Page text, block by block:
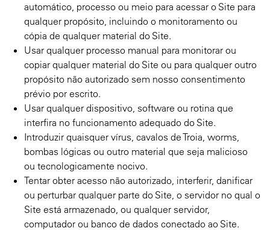
automático, processo ou meio para acessar o Site para
qualquer propósito, incluindo o monitoramento ou
cópia de qualquer material do Site.
Usar qualquer processo manual para monitorar ou
copiar qualquer material do Site ou para qualquer outro
propósito não autorizado sem nosso consentimento
prévio por escrito.
Usar qualquer dispositivo, software ou rotina que
interfira no funcionamento adequado do Site.
Introduzir quaisquer vírus, cavalos de Troia, worms,
bombas lógicas ou outro material que seja malicioso
ou tecnologicamente nocivo.
Tentar obter acesso não autorizado, interferir, danificar
ou perturbar qualquer parte do Site, o servidor no qual o
Site está armazenado, ou qualquer servidor,
computador ou banco de dados conectado ao Site.